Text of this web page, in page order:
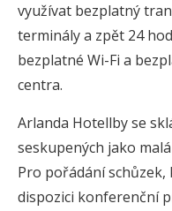
využívat bezplatný
terminály a zpět 24
bezplatné Wi-Fi a
centra.
Arlanda Hotellby se
seskupených jako
Pro pořádání schůzek,
dispozici konferenční